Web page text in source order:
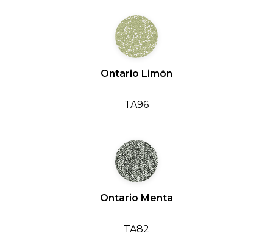
Ontario Limón
TA96
Ontario Menta
TA82